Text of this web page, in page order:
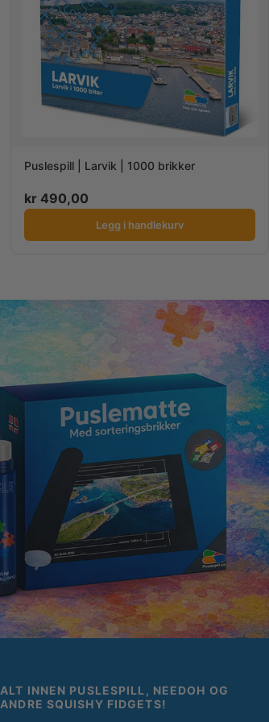
Puslespill | Larvik | 1000 brikker
kr 490,00
Legg i handlekurv
ALT INNEN PUSLESPILL, NEEDOH OG
ANDRE SQUISHY FIDGETS!